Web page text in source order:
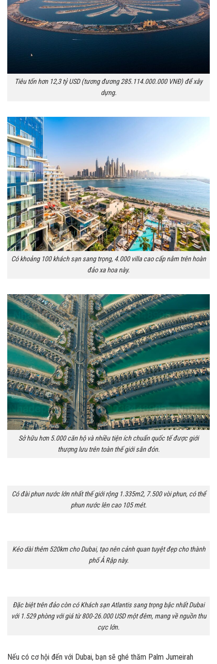
Tiêu tốn hơn 12,3 tỷ USD (tương đương 285.114.000.000 VNĐ) để xây
dựng.
Có khoảng 100 khách sạn sang trọng, 4.000 villa cao cấp nằm trên hoàn
đảo xa hoa này.
Sở hữu hơn 5.000 căn hộ và nhiều tiện ích chuẩn quốc tế được giới
thượng lưu trên toàn thế giới săn đón.
Có đài phun nước lớn nhất thế giới rộng 1.335m2, 7.500 vòi phun, có thể
phun nước lên cao 105 mét.
Kéo dài thêm 520km cho Dubai, tạo nên cảnh quan tuyệt đẹp cho thành
phố Ả Rập này.
Đặc biệt trên đảo còn có Khách sạn Atlantis sang trọng bậc nhất Dubai
với 1.529 phòng với giá từ 800-26.000 USD một đêm, mang về nguồn thu
cực lớn.
Nếu có cơ hội đến với Dubai, bạn sẽ ghé thăm Palm Jumeirah